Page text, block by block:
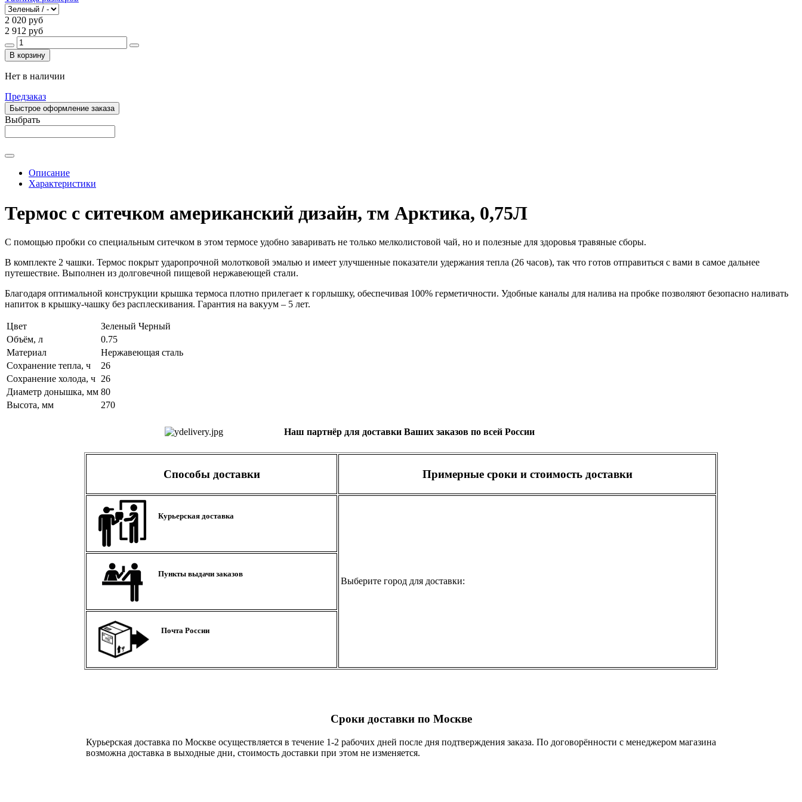
2 020 руб
2 912 руб
В корзину
Нет в наличии
Предзаказ
Быстрое оформление заказа
Выбрать
Описание
Характеристики
Термос с ситечком американский дизайн, тм Арктика, 0,75Л
С помощью пробки со специальным ситечком в этом термосе удобно заваривать не только мелколистовой чай, но и полезные для здоровья травяные сборы.
В комплекте 2 чашки. Термос покрыт ударопрочной молотковой эмалью и имеет улучшенные показатели удержания тепла (26 часов), так что готов отправиться с вами в самое дальнее
путешествие. Выполнен из долговечной пищевой нержавеющей стали.
Благодаря оптимальной конструкции крышка термоса плотно прилегает к горлышку, обеспечивая 100% герметичности. Удобные каналы для налива на пробке позволяют безопасно наливать
напиток в крышку-чашку без расплескивания. Гарантия на вакуум – 5 лет.
Цвет Зеленый Черный
Объём, л
0.75
Материал
Нержавеющая сталь
Сохранение тепла, ч
26
Сохранение холода, ч 26
Диаметр донышка, мм 80
Высота, мм
270
Наш партнёр для доставки Ваших заказов по всей России
Способы доставки Примерные сроки и стоимость доставки
Курьерская доставка
Выберите город для доставки:
Пункты выдачи заказов
Почта России
Сроки доставки по Москве
Курьерская доставка по Москве осуществляется в течение 1-2 рабочих дней после дня подтверждения заказа. По договорённости с менеджером магазина
возможна доставка в выходные дни, стоимость доставки при этом не изменяется.